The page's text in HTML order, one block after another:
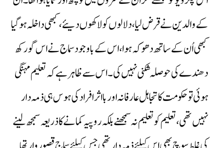
کے والدین نے قرض لیا، دلالوں کو لاکھوں دیئے، کبھی داخلہ ہوگیا
کبھی اُن کے ساتھ دھوکہ ہوا، اس کے باوجود سماج نے اس گورکھ
دھندے کی حوصلہ شکنی نہیں کی۔ اس سے ظاہر ہے کہ تعلیم مہنگی
ہوئی تو حکومت کا تجاہل عارفانہ اور با اثر افراد کی ہوس ہی ذمہ دار
نہیں تھی، تعلیم کو تعلیم نہ سمجھنے بلکہ روپیہ کمانے کا ذریعہ سمجھ لینے